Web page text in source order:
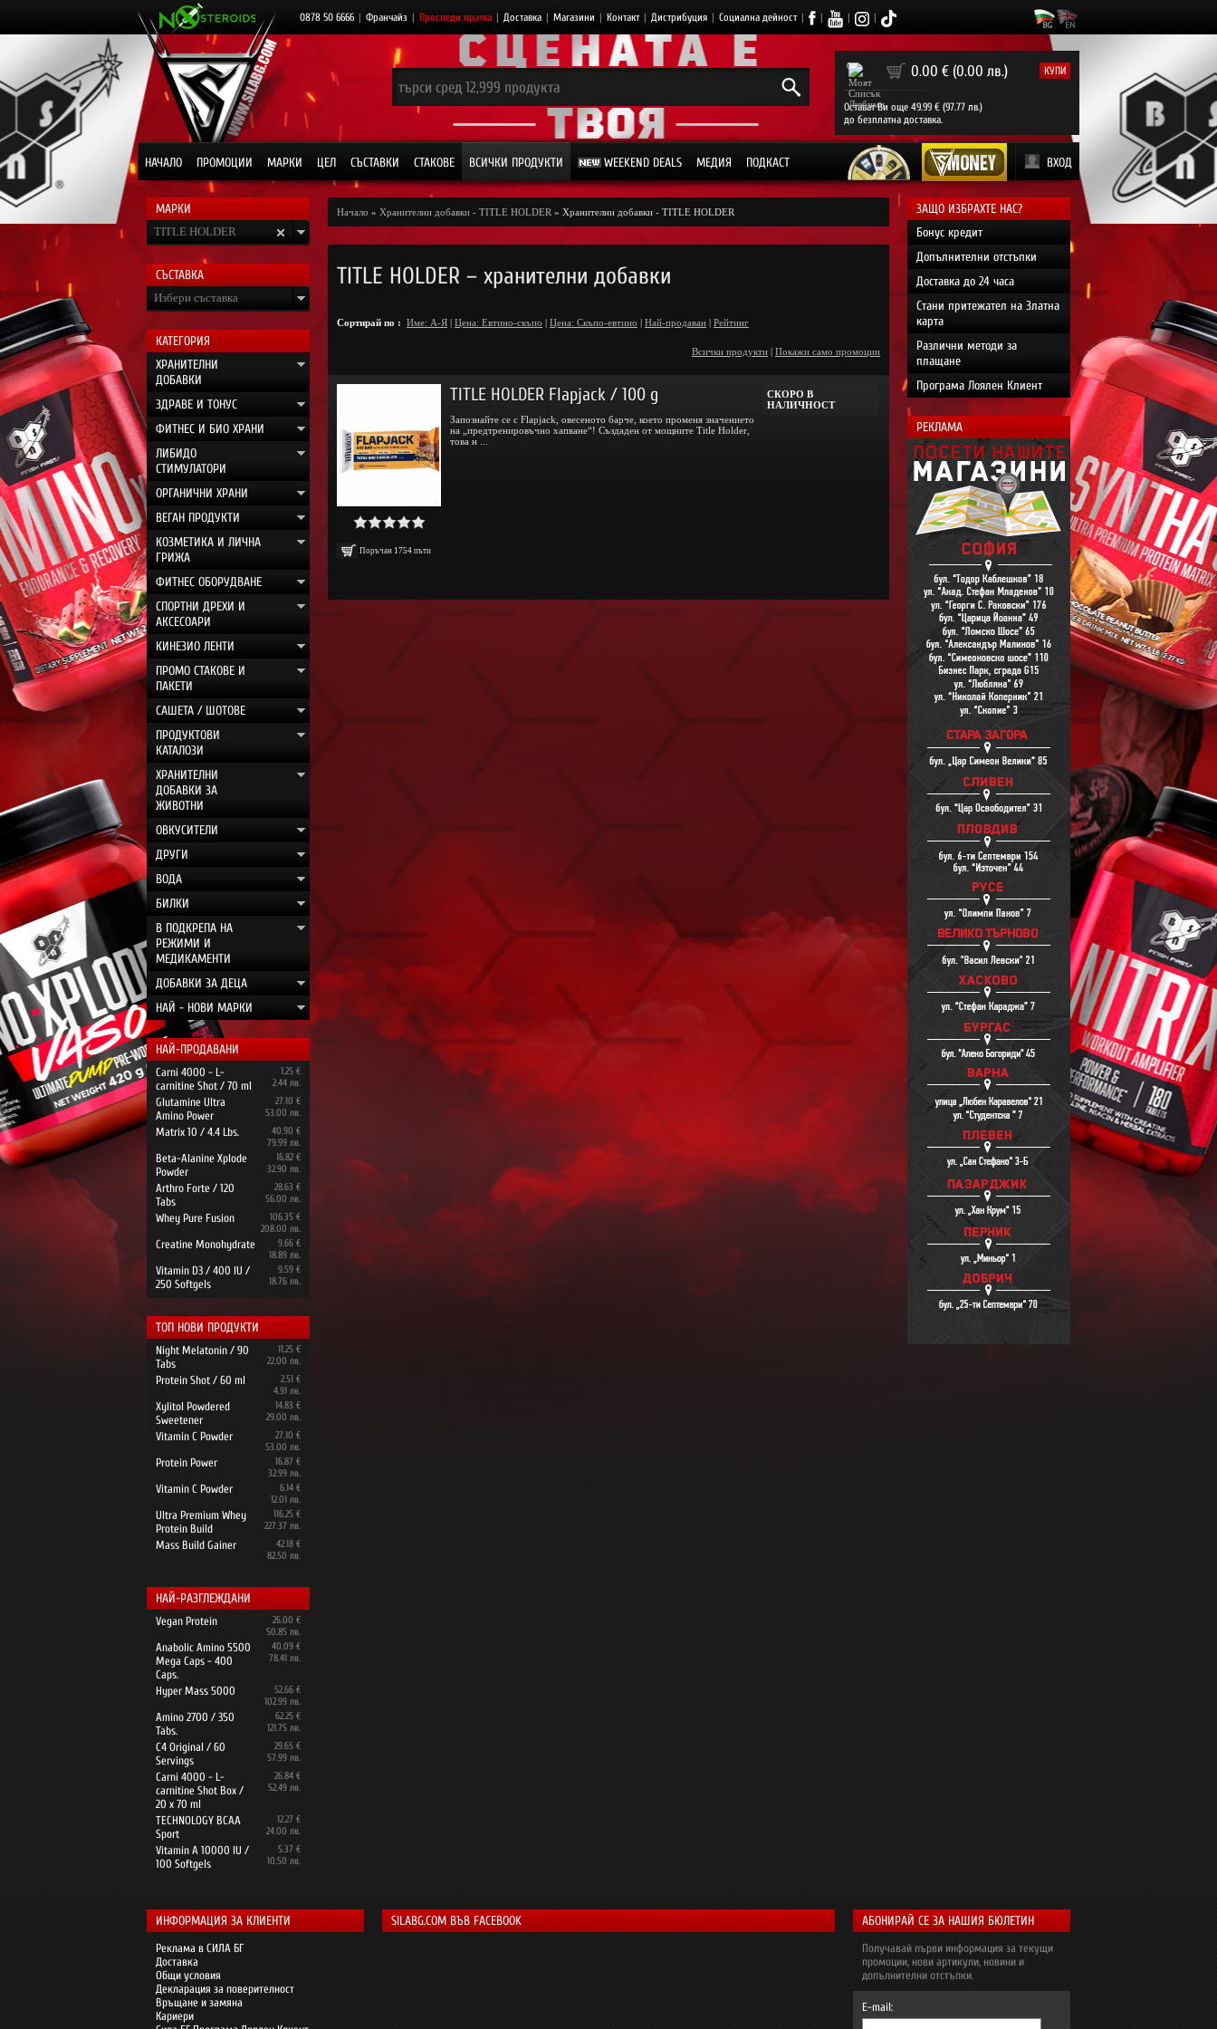
0878 50 6666 | Франчайз | Проследи пратка | Доставка | Магазини | Контакт | Дистрибуция | Социална дейност | | | |
0 0.00 € (0.00 лв.) КУПИ
Остават Ви още 49.99 € (97.77 лв.)
до безплатна доставка.
НАЧАЛО ПРОМОЦИИ МАРКИ ЦЕЛ СЪСТАВКИ СТАКОВЕ ВСИЧКИ ПРОДУКТИ WEEKEND DEALS МЕДИЯ ПОДКАСТ ВХОД
МАРКИ
TITLE HOLDER
СЪСТАВКА
Избери съставка
КАТЕГОРИЯ
ХРАНИТЕЛНИ
ДОБАВКИ
ЗДРАВЕ И ТОНУС
ФИТНЕС И БИО ХРАНИ
ЛИБИДО
СТИМУЛАТОРИ
ОРГАНИЧНИ ХРАНИ
ВЕГАН ПРОДУКТИ
КОЗМЕТИКА И ЛИЧНА
ГРИЖА
ФИТНЕС ОБОРУДВАНЕ
СПОРТНИ ДРЕХИ И
АКСЕСОАРИ
КИНЕЗИО ЛЕНТИ
ПРОМО СТАКОВЕ И
ПАКЕТИ
САШЕТА / ШОТОВЕ
ПРОДУКТОВИ
КАТАЛОЗИ
ХРАНИТЕЛНИ
ДОБАВКИ ЗА
ЖИВОТНИ
ОВКУСИТЕЛИ
ДРУГИ
ВОДА
БИЛКИ
В ПОДКРЕПА НА
РЕЖИМИ И
МЕДИКАМЕНТИ
ДОБАВКИ ЗА ДЕЦА
НАЙ - НОВИ МАРКИ
НАЙ-ПРОДАВАНИ
Carni 4000 - L-
carnitine Shot / 70 ml
1.25 €
2.44 лв.
Glutamine Ultra
Amino Power
27.10 €
53.00 лв.
Matrix 10 / 4.4 Lbs.
40.90 €
79.99 лв.
Beta-Alanine Xplode
Powder
16.82 €
32.90 лв.
Arthro Forte / 120
Tabs
28.63 €
56.00 лв.
Whey Pure Fusion
106.35 €
208.00 лв.
Creatine Monohydrate
9.66 €
18.89 лв.
Vitamin D3 / 400 IU /
250 Softgels
9.59 €
18.76 лв.
ТОП НОВИ ПРОДУКТИ
Night Melatonin / 90
Tabs
11.25 €
22.00 лв.
Protein Shot / 60 ml
2.51 €
4.91 лв.
Xylitol Powdered
Sweetener
14.83 €
29.00 лв.
Vitamin C Powder
27.10 €
53.00 лв.
Protein Power
16.87 €
32.99 лв.
Vitamin C Powder
6.14 €
12.01 лв.
Ultra Premium Whey
Protein Build
116.25 €
227.37 лв.
Mass Build Gainer
42.18 €
82.50 лв.
НАЙ-РАЗГЛЕЖДАНИ
Vegan Protein
26.00 €
50.85 лв.
Anabolic Amino 5500
Mega Caps - 400
Caps.
40.09 €
78.41 лв.
Hyper Mass 5000
52.66 €
102.99 лв.
Amino 2700 / 350
Tabs.
62.25 €
121.75 лв.
C4 Original / 60
Servings
29.65 €
57.99 лв.
Carni 4000 - L-
carnitine Shot Box /
20 x 70 ml
26.84 €
52.49 лв.
TECHNOLOGY BCAA
Sport
12.27 €
24.00 лв.
Vitamin A 10000 IU /
100 Softgels
5.37 €
10.50 лв.
Начало » Хранителни добавки - TITLE HOLDER » Хранителни добавки - TITLE HOLDER
TITLE HOLDER – хранителни добавки
Сортирай по : Име: А-Я | Цена: Евтино-скъпо | Цена: Скъпо-евтино | Най-продаван | Рейтинг
Всички продукти | Покажи само промоции
Поръчан 1754 пъти
TITLE HOLDER Flapjack / 100 g
Запознайте се с Flapjack, овесеното барче, което променя значението
на „предтренировъчно хапване“! Създаден от мощните Title Holder,
това н ...
СКОРО В
НАЛИЧНОСТ
ЗАЩО ИЗБРАХТЕ НАС?
Бонус кредит
Допълнителни отстъпки
Доставка до 24 часа
Стани притежател на Златна
карта
Различни методи за
плащане
Програма Лоялен Клиент
РЕКЛАМА
ИНФОРМАЦИЯ ЗА КЛИЕНТИ
Реклама в СИЛА БГ
Доставка
Общи условия
Декларация за поверителност
Връщане и замяна
Кариери
SILABG.COM ВЪВ FACEBOOK АБОНИРАЙ СЕ ЗА НАШИЯ БЮЛЕТИН
Получавай първи информация за текущи
промоции, нови артикули, новини и
допълнителни отстъпки.
E-mail: